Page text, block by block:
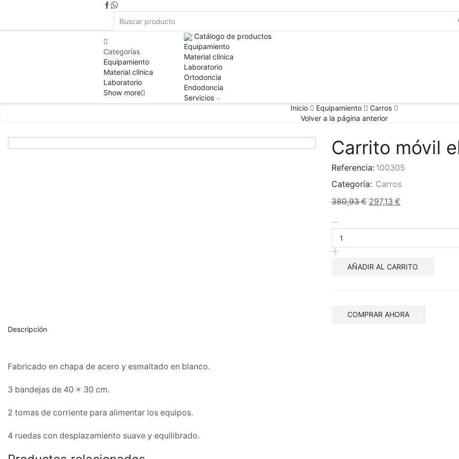
Categorías
Equipamiento
Material clínica
Laboratorio
Show more
Catálogo de productos
Equipamiento
Material clínica
Laboratorio
Ortodoncia
Endodoncia
Servicios
Inicio
Equipamiento
Carros
Volver a la página anterior
Carrito móvil
Referencia: 100305
Categoría: Carros
380,93€ 297,13 €
AÑADIR AL CARRITO
COMPRAR AHORA
Descripción
Fabricado en chapa de acero y esmaltado en blanco.
3 bandejas de 40 x 30 cm.
2 tomas de corriente para alimentar los equipos.
4 ruedas con desplazamiento suave y equilibrado.